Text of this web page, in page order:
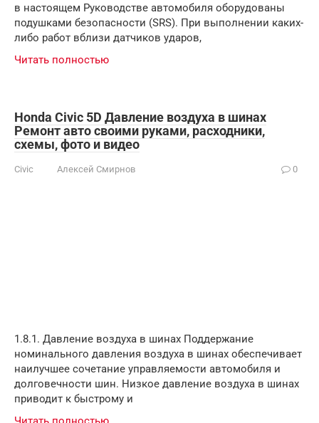
в настоящем Руководстве автомобиля оборудованы
подушками безопасности (SRS). При выполнении каких-
либо работ вблизи датчиков ударов,
Читать полностью
Honda Civic 5D Давление воздуха в шинах
Ремонт авто своими руками, расходники,
схемы, фото и видео
Civic Алексей Смирнов 0
1.8.1. Давление воздуха в шинах Поддержание
номинального давления воздуха в шинах обеспечивает
наилучшее сочетание управляемости автомобиля и
долговечности шин. Низкое давление воздуха в шинах
приводит к быстрому и